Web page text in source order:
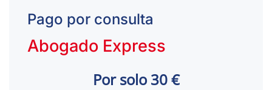
Pago por consulta
Abogado Express
Por solo 30 €